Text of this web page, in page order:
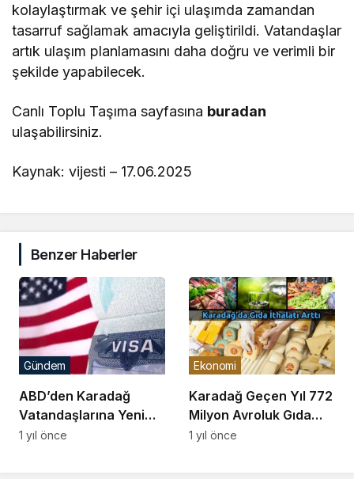
kolaylaştırmak ve şehir içi ulaşımda zamandan
tasarruf sağlamak amacıyla geliştirildi. Vatandaşlar
artık ulaşım planlamasını daha doğru ve verimli bir
şekilde yapabilecek.
Canlı Toplu Taşıma sayfasına buradan
ulaşabilirsiniz.
Kaynak: vijesti – 17.06.2025
Benzer Haberler
ABD’den Karadağ
Vatandaşlarına Yeni
Vize Ücreti Uygulaması
Gündem
1 yıl önce
Karadağ Geçen Yıl 772
Milyon Avroluk Gıda
İthal Etti
Ekonomi
1 yıl önce